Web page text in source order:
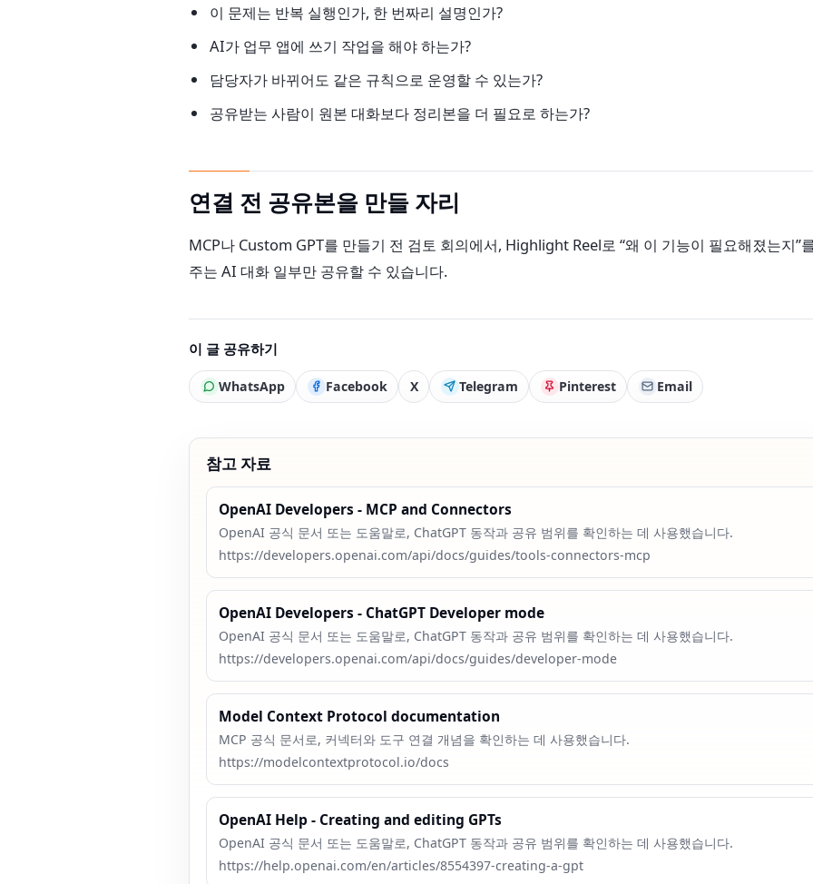
이 문제는 반복 실행인가, 한 번짜리 설명인가?
AI가 업무 앱에 쓰기 작업을 해야 하는가?
담당자가 바뀌어도 같은 규칙으로 운영할 수 있는가?
공유받는 사람이 원본 대화보다 정리본을 더 필요로 하는가?
연결 전 공유본을 만들 자리
MCP나 Custom GPT를 만들기 전 검토 회의에서, Highlight Reel로 “왜 이 기능이 필요해졌는지”
주는 AI 대화 일부만 공유할 수 있습니다.
이 글 공유하기
WhatsApp Facebook X Telegram Pinterest Email
참고 자료
OpenAI Developers - MCP and Connectors
OpenAI 공식 문서 또는 도움말로, ChatGPT 동작과 공유 범위를 확인하는 데 사용했습니다.
https://developers.openai.com/api/docs/guides/tools-connectors-mcp
OpenAI Developers - ChatGPT Developer mode
OpenAI 공식 문서 또는 도움말로, ChatGPT 동작과 공유 범위를 확인하는 데 사용했습니다.
https://developers.openai.com/api/docs/guides/developer-mode
Model Context Protocol documentation
MCP 공식 문서로, 커넥터와 도구 연결 개념을 확인하는 데 사용했습니다.
https://modelcontextprotocol.io/docs
OpenAI Help - Creating and editing GPTs
OpenAI 공식 문서 또는 도움말로, ChatGPT 동작과 공유 범위를 확인하는 데 사용했습니다.
https://help.openai.com/en/articles/8554397-creating-a-gpt